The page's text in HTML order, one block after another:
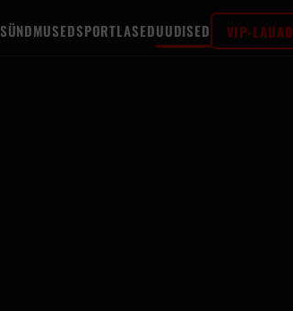
SÜNDMUSEDSPORTLASEDUUDISED VIP-LAUAD